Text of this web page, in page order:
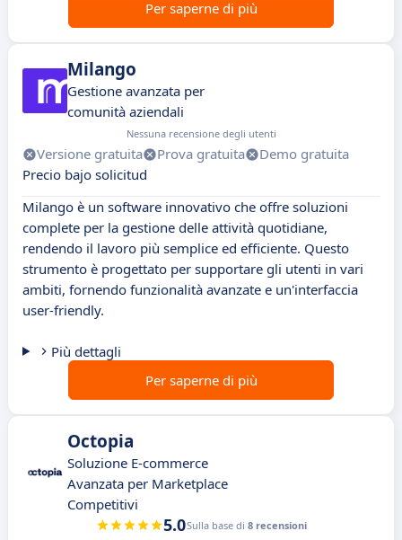
Per saperne di più
Milango
Gestione avanzata per
comunità aziendali
Nessuna recensione degli utenti
Versione gratuita Prova gratuita
Demo gratuita
Precio bajo solicitud
Milango è un software innovativo che offre soluzioni
complete per la gestione delle attività quotidiane,
rendendo il lavoro più semplice ed efficiente. Questo
strumento è progettato per supportare gli utenti in vari
ambiti, fornendo funzionalità avanzate e un'interfaccia
user-friendly.
Più dettagli
Per saperne di più
Octopia
Soluzione E-commerce
Avanzata per Marketplace
Competitivi
5.0Sulla base di 8 recensioni